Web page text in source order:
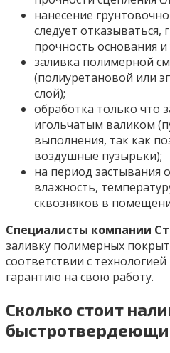
нанесение
следует отказываться,
прочность основания
заливка полимерной
(полиуретановой или
слой);
обработка только что
игольчатым валиком
выполнения, так как
воздушные пузырьки);
на период застывания
влажность,
сквозняков в
Специалисты компании
заливку полимерных
соответствии с
гарантию на свою работу.
Сколько стоит